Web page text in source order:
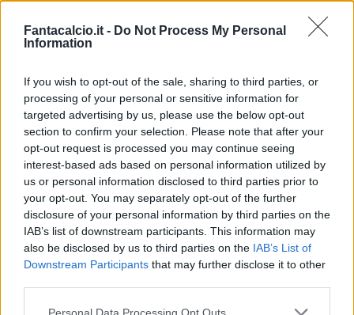
Fantacalcio.it - Do Not Process My Personal
Information
If you wish to opt-out of the sale, sharing to third parties, or
processing of your personal or sensitive information for
targeted advertising by us, please use the below opt-out
section to confirm your selection. Please note that after your
opt-out request is processed you may continue seeing
interest-based ads based on personal information utilized by
us or personal information disclosed to third parties prior to
your opt-out. You may separately opt-out of the further
disclosure of your personal information by third parties on the
IAB’s list of downstream participants. This information may
also be disclosed by us to third parties on the IAB’s List of
Downstream Participants that may further disclose it to other
Personal Data Processing Opt Outs
neanche al top della condizione. Occhio alla
voglia di rivalsa: se è in forma è un fattore di
spinta nonché un pericolo costante sui
piazzati. L'asse Sabelli-Marcandalli è
sicuramente più attaccabile di quello
mancino nel Genoa.
DIEGO CARLOS- Ci ha provato più di una
volta di testa con l'Inter, senza inquadrare